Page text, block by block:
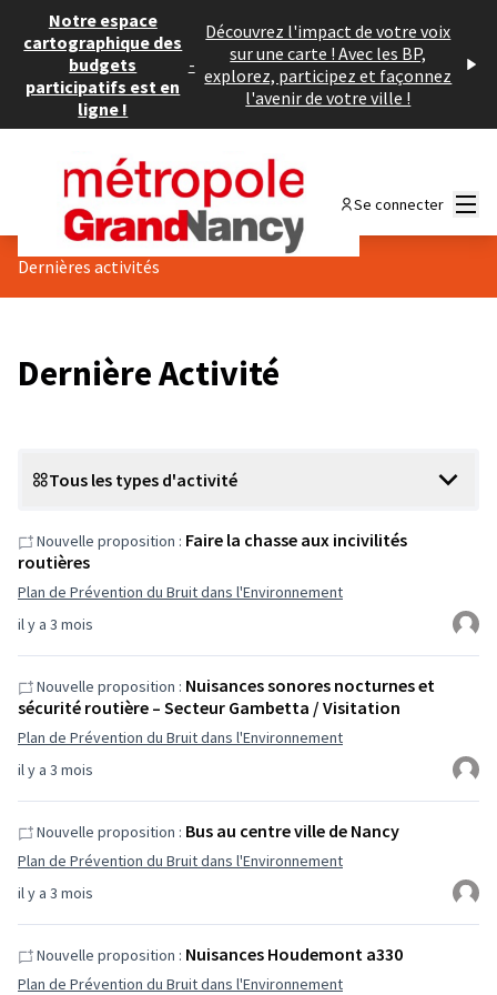
Notre espace
cartographique des
budgets
participatifs est en
ligne !
-
Découvrez l'impact de votre voix
sur une carte ! Avec les BP,
explorez, participez et façonnez
l'avenir de votre ville !
Se connecter
Dernières activités
Dernière Activité
Tous les types d'activité
il y a 3 mois
Nouvelle proposition : Faire la chasse aux incivilités
routières
Plan de Prévention du Bruit dans l'Environnement
il y a 3 mois
Nouvelle proposition : Nuisances sonores nocturnes et
sécurité routière – Secteur Gambetta / Visitation
Plan de Prévention du Bruit dans l'Environnement
il y a 3 mois
Nouvelle proposition : Bus au centre ville de Nancy
Plan de Prévention du Bruit dans l'Environnement
Nouvelle proposition : Nuisances Houdemont a330
Plan de Prévention du Bruit dans l'Environnement